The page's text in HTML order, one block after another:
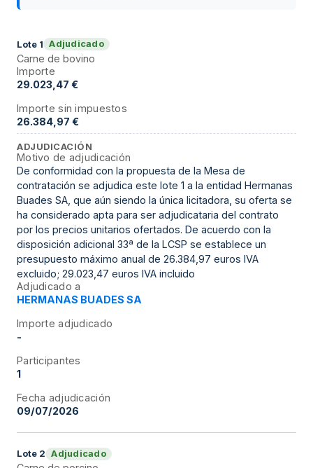
Lote 1 Adjudicado
Carne de bovino
Importe
29.023,47 €
Importe sin impuestos
26.384,97 €
ADJUDICACIÓN
Motivo de adjudicación
De conformidad con la propuesta de la Mesa de
contratación se adjudica este lote 1 a la entidad Hermanas
Buades SA, que aún siendo la única licitadora, su oferta se
ha considerado apta para ser adjudicataria del contrato
por los precios unitarios ofertados. De acuerdo con la
disposición adicional 33ª de la LCSP se establece un
presupuesto máximo anual de 26.384,97 euros IVA
excluido; 29.023,47 euros IVA incluido
Adjudicado a
HERMANAS BUADES SA
Importe adjudicado
-
Participantes
1
Fecha adjudicación
09/07/2026
Lote 2 Adjudicado